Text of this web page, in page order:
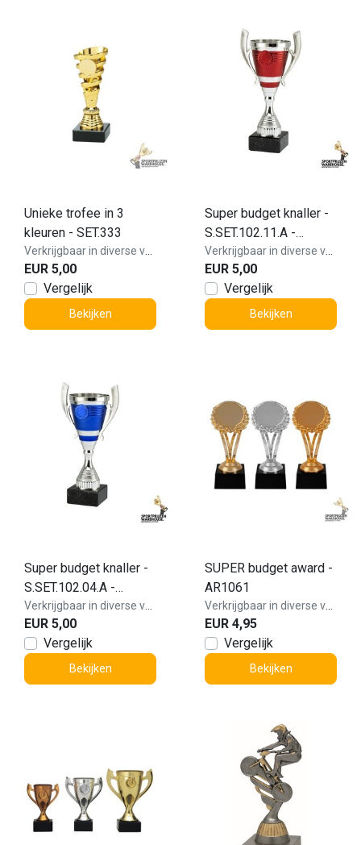
Unieke trofee in 3
kleuren - SET.333
EUR 5,00
Vergelijk
Bekijken
Super budget knaller -
S.SET.102.11.A -
OP=OP
EUR 5,00
Vergelijk
Bekijken
Super budget knaller -
S.SET.102.04.A -
OP=OP
EUR 5,00
Vergelijk
Bekijken
SUPER budget award -
AR1061
EUR 4,95
Vergelijk
Bekijken